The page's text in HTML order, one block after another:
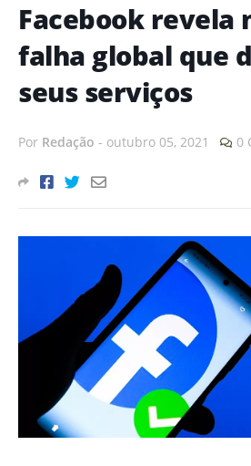
Facebook revela
falha global que
seus serviços
Por Redação - outubro 05, 2021 0